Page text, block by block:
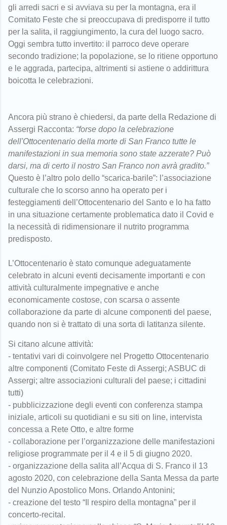
gli arredi sacri e si avviava su per la montagna, era il
Comitato Feste che si preoccupava di predisporre il tutto
per la salita, il raggiungimento, la cura del luogo sacro.
Oggi sembra tutto invertito: il parroco deve operare
secondo tradizione; la popolazione, se lo ritiene opportuno
e le aggrada, partecipa, altrimenti si astiene o addirittura
boicotta le celebrazioni.
Ancora più strano è chiedersi, da parte della Redazione di
Assergi Racconta: “forse dopo la celebrazione
dell'Ottocentenario della morte di San Franco tutte le
manifestazioni in sua memoria sono state azzerate? Può
darsi, ma di certo il nostro San Franco non avrà gradito.”
Questo è l’altro polo dello “scarica-barile”: l’associazione
culturale che lo scorso anno ha operato per i
festeggiamenti dell’Ottocentenario del Santo e lo ha fatto
in una situazione certamente problematica dato il Covid e
la necessità di ridimensionare il nutrito programma
predisposto.
L’Ottocentenario è stato comunque adeguatamente
celebrato in alcuni eventi decisamente importanti e con
attività culturalmente impegnative e anche
economicamente costose, con scarsa o assente
collaborazione da parte di alcune componenti del paese,
quando non si è trattato di una sorta di latitanza silente.
Si citano alcune attività:
- tentativi vari di coinvolgere nel Progetto Ottocentenario
altre componenti (Comitato Feste di Assergi; ASBUC di
Assergi; altre associazioni culturali del paese; i cittadini
tutti)
- pubblicizzazione degli eventi con conferenza stampa
iniziale, articoli su quotidiani e su siti on line, intervista
concessa a Rete Otto, e altre forme
- collaborazione per l’organizzazione delle manifestazioni
religiose programmate per il 4 e il 5 di giugno 2020.
- organizzazione della salita all’Acqua di S. Franco il 13
agosto 2020, con celebrazione della Santa Messa da parte
del Nunzio Apostolico Mons. Orlando Antonini;
- creazione del testo “Il respiro della montagna” per il
concerto-recital.